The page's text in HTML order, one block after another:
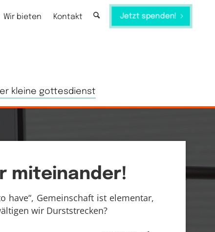
Wir bieten Kontakt Jetzt spenden!
kleine gottesdienst
miteinander!
have“, Gemeinschaft ist elementar,
wir Durststrecken?